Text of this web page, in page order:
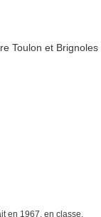
en 1967, en classe,